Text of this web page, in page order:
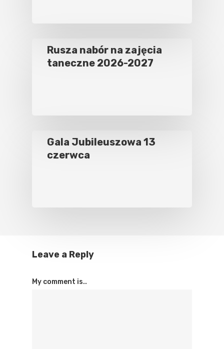
Rusza nabór na zajęcia
taneczne 2026-2027
Gala Jubileuszowa 13
czerwca
Leave a Reply
My comment is..